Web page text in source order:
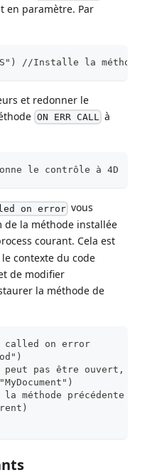
en paramètre. Par
//Installe la méthode
et redonner le
ON ERR CALL à
le contrôle à 4D
on error vous
de la méthode installée
courant. Cela est
contexte du code
de modifier
la méthode de
called on error
peut pas être ouvert, une
la méthode précédente